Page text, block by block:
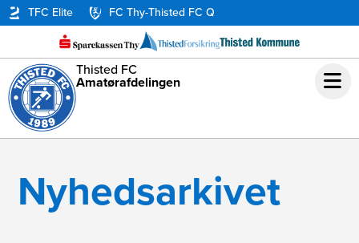
TFC Elite FC Thy-Thisted FC Q
Thisted FC
Amatørafdelingen
Nyhedsarkivet